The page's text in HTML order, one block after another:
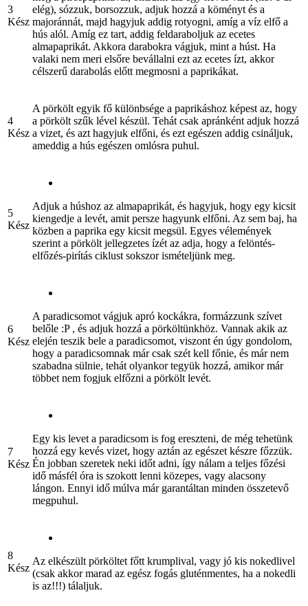
3
Kész
elég), sózzuk, borsozzuk, adjuk hozzá a köményt és a
majoránnát, majd hagyjuk addig rotyogni, amíg a víz elfő a
hús alól. Amíg ez tart, addig feldaraboljuk az ecetes
almapaprikát. Akkora darabokra vágjuk, mint a húst. Ha
valaki nem meri elsőre bevállalni ezt az ecetes ízt, akkor
célszerű darabolás előtt megmosni a paprikákat.
4
Kész
A pörkölt egyik fő különbsége a paprikáshoz képest az, hogy
a pörkölt szűk lével készül. Tehát csak apránként adjuk hozzá
a vizet, és azt hagyjuk elfőni, és ezt egészen addig csináljuk,
ameddig a hús egészen omlósra puhul.
5
Kész
Adjuk a húshoz az almapaprikát, és hagyjuk, hogy egy kicsit
kiengedje a levét, amit persze hagyunk elfőni. Az sem baj, ha
közben a paprika egy kicsit megsül. Egyes vélemények
szerint a pörkölt jellegzetes ízét az adja, hogy a felöntés-
elfőzés-pirítás ciklust sokszor ismételjünk meg.
6
Kész
A paradicsomot vágjuk apró kockákra, formázzunk szívet
belőle :P , és adjuk hozzá a pörköltünkhöz. Vannak akik az
elején teszik bele a paradicsomot, viszont én úgy gondolom,
hogy a paradicsomnak már csak szét kell főnie, és már nem
szabadna sülnie, tehát olyankor tegyük hozzá, amikor már
többet nem fogjuk elfőzni a pörkölt levét.
7
Kész
Egy kis levet a paradicsom is fog ereszteni, de még tehetünk
hozzá egy kevés vizet, hogy aztán az egészet készre főzzük.
Én jobban szeretek neki időt adni, így nálam a teljes főzési
idő másfél óra is szokott lenni közepes, vagy alacsony
lángon. Ennyi idő múlva már garantáltan minden összetevő
megpuhul.
8
Kész
Az elkészült pörköltet főtt krumplival, vagy jó kis nokedlivel
(csak akkor marad az egész fogás gluténmentes, ha a nokedli
is az!!!) tálaljuk.